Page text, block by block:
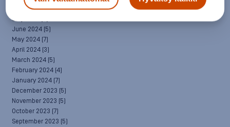
August 2024(6)
July 2024
June 2024 (5)
May 2024 (7)
April 2024 (3)
March 2024 (5)
February 2024 (4)
January 2024 (7)
December 2023 (5)
November 2023 (5)
October 2023 (7)
September 2023 (5)